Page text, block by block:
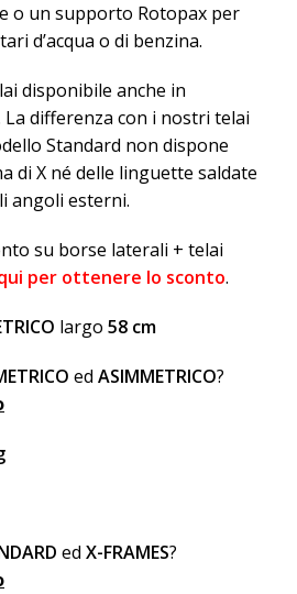
o un supporto Rotopax per
d’acqua o di benzina.
disponibile anche in
La differenza con i nostri telai
Standard non dispone
di X né delle linguette saldate
angoli esterni.
su borse laterali + telai
per ottenere lo sconto.
largo 58 cm
ed ASIMMETRICO?
ed X-FRAMES?